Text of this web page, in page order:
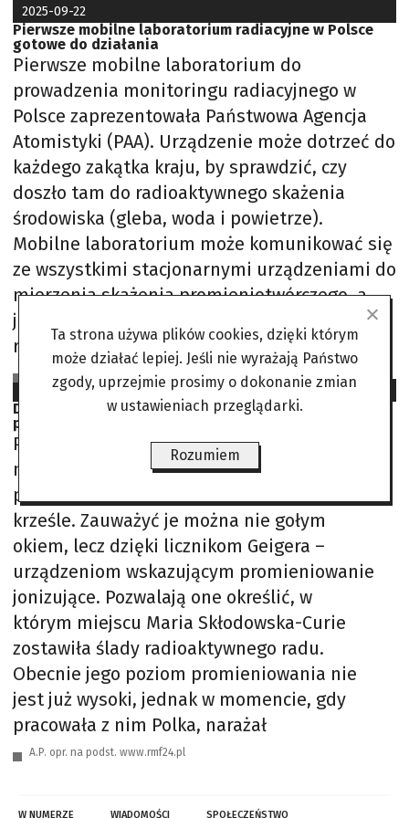
2025-09-22
Pierwsze mobilne laboratorium radiacyjne w Polsce
gotowe do działania
Pierwsze mobilne laboratorium do
prowadzenia monitoringu radiacyjnego w
Polsce zaprezentowała Państwowa Agencja
Atomistyki (PAA). Urządzenie może dotrzeć do
każdego zakątka kraju, by sprawdzić, czy
doszło tam do radioaktywnego skażenia
środowiska (gleba, woda i powietrze).
Mobilne laboratorium może komunikować się
ze wszystkimi stacjonarnymi urządzeniami do
mierzenia skażenia promieniotwórczego, a
jest ich w Polsce niemal sześćdziesiąt. W tym
roku powstanie jeszcze siedem,
Oz opr. na podst. www.naukawpolsce.pl
2025-06-18
Dziedzictwo promieniowania. Ślady Curie wykrywalne
po dziś dzień
Pozwalają one prześledzić trasę pokonaną od
naciśnięcia klamki i otwarcia drzwi do
przejścia do biurka i oparcia się na
krześle. Zauważyć je można nie gołym
okiem, lecz dzięki licznikom Geigera –
urządzeniom wskazującym promieniowanie
jonizujące. Pozwalają one określić, w
którym miejscu Maria Skłodowska-Curie
zostawiła ślady radioaktywnego radu.
Obecnie jego poziom promieniowania nie
jest już wysoki, jednak w momencie, gdy
pracowała z nim Polka, narażał
A.P. opr. na podst. www.rmf24.pl
W NUMERZE WIADOMOŚCI SPOŁECZEŃSTWO
Ta strona używa plików cookies, dzięki którym
może działać lepiej. Jeśli nie wyrażają Państwo
zgody, uprzejmie prosimy o dokonanie zmian
w ustawieniach przeglądarki.
Rozumiem